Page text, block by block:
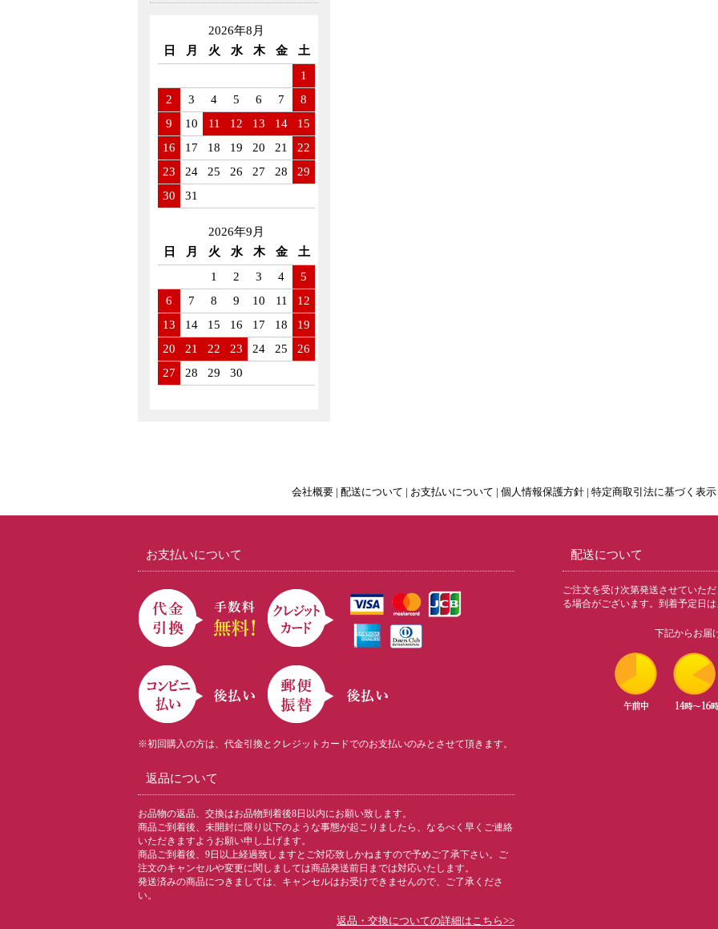
2026年8月
日
月 火 水 木 金
土
1
2
3 4 5 6 7
8
9
10 11 12 13 14
15
16
17 18 19 20 21
22
23
24 25 26 27 28
29
30
31
2026年9月
日
月 火 水 木 金
土
1
2 3 4
5
6
7 8 9 10 11
12
13
14 15 16 17 18
19
20
21 22 23 24 25
26
27
28 29 30
会社概要| 配送について お支払いについて 個人情報保護方針| 特定商取引法に基づく表示|
お支払いについて
※初回購入の方は、代金引換とクレジットカードでのお支払いのみとさせて頂きます。
返品について
お品物の返品、交換はお品物到着後8日以内にお願い致します。
商品ご到着後、未開封に限り以下のような事態が起こりましたら、なるべく早くご連絡
いただきますようお願い申し上げます。
商品ご到着後、9日以上経過致しますとご対応致しかねますので予めご了承下さい。ご
注文のキャンセルや変更に関しましては商品発送前日までは対応いたします。
発送済みの商品につきましては、キャンセルはお受けできませんので、ご了承くださ
い。
返品・交換についての詳細はこちら>>
配送について
ご注文を受け次第発送させていた
る場合がございます。到着予定日
下記からお届